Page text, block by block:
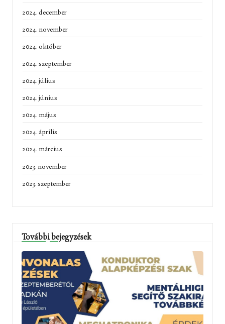
2024. december
2024. november
2024. október
2024. szeptember
2024. július
2024. június
2024. május
2024. április
2024. március
2023. november
2023. szeptember
További bejegyzések